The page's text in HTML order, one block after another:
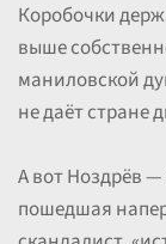
Коробочки
выше
маниловской
не даёт стране
А вот Ноздрёв
пошедшая